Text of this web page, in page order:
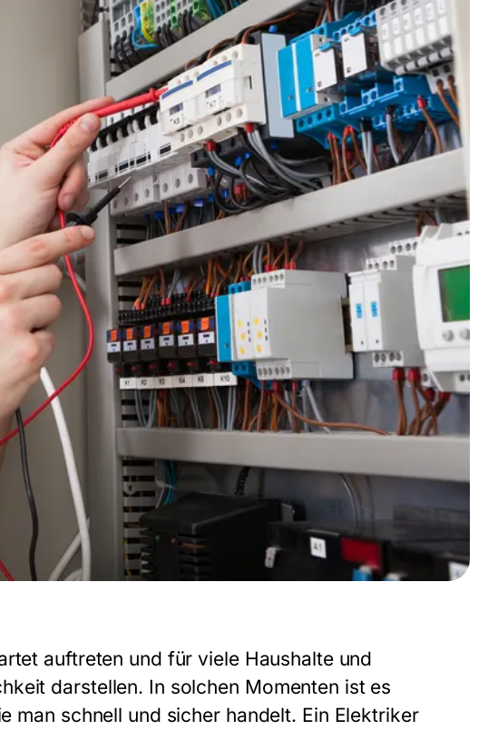
auftreten und für viele Haushalte und
darstellen. In solchen Momenten ist es
man schnell und sicher handelt. Ein Elektriker